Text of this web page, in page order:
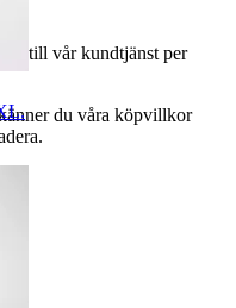
till vår kundtjänst per
du våra köpvillkor